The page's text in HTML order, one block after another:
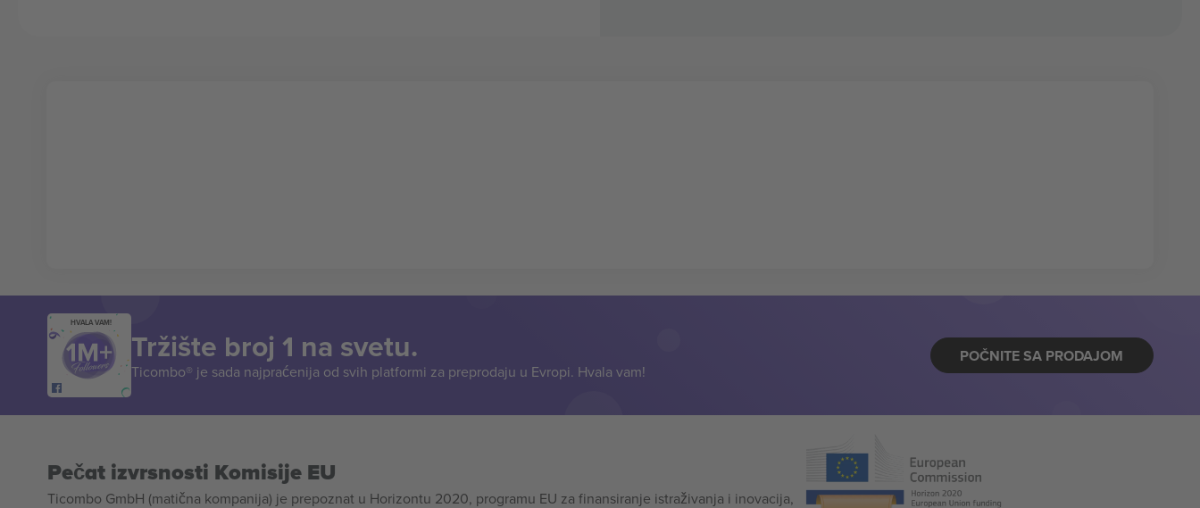
HVALA VAM!
Tržište broj 1 na svetu.
Ticombo® je sada najpraćenija od svih platformi za preprodaju u Evropi. Hvala vam!
POČNITE SA PRODAJOM
Pečat izvrsnosti Komisije EU
Ticombo GmbH (matična kompanija) je prepoznat u Horizontu 2020, programu EU za finansiranje istraživanja i inovacija,